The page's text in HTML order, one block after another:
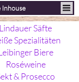
Inhouse
Lindauer Säfte
Spezialitäten
Biere
Roséweine
& Prosecco